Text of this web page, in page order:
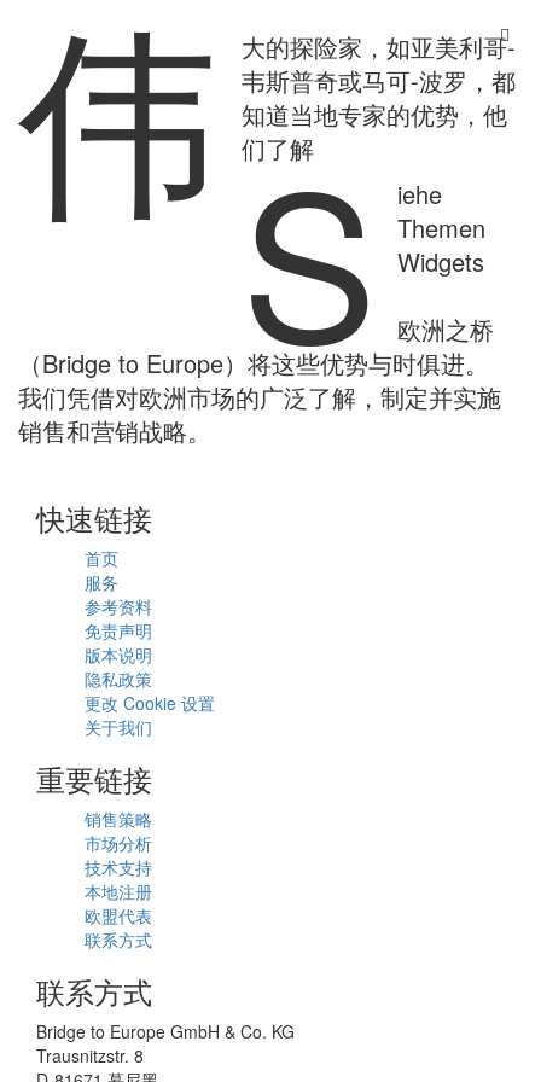
伟
大的探险家，如亚美利哥-
韦斯普奇或马可-波罗，都
知道当地专家的优势，他
们了解
S
iehe
Themen
Widgets
欧洲之桥
（Bridge to Europe）将这些优势与时俱进。
我们凭借对欧洲市场的广泛了解，制定并实施
销售和营销战略。
快速链接
首页
服务
参考资料
免责声明
版本说明
隐私政策
更改 Cookie 设置
关于我们
重要链接
销售策略
市场分析
技术支持
本地注册
欧盟代表
联系方式
联系方式
Bridge to Europe GmbH & Co. KG
Trausnitzstr. 8